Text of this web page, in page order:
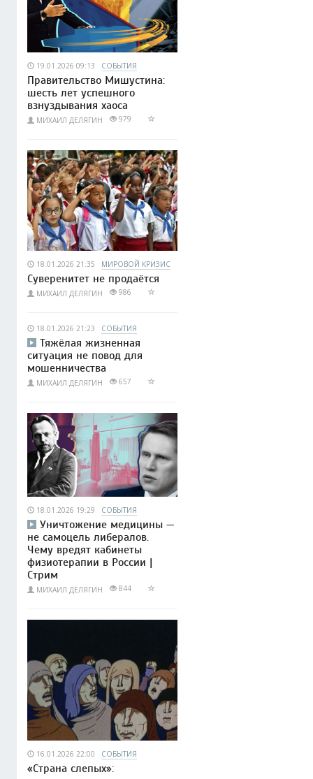
19.01.2026 09:13 СОБЫТИЯ
Правительство Мишустина:
шесть лет успешного
взнуздывания хаоса
МИХАИЛ ДЕЛЯГИН 979
18.01.2026 21:35 МИРОВОЙ КРИЗИС
Суверенитет не продаётся
МИХАИЛ ДЕЛЯГИН 986
18.01.2026 21:23 СОБЫТИЯ
Тяжёлая жизненная
ситуация не повод для
мошенничества
МИХАИЛ ДЕЛЯГИН 657
18.01.2026 19:29 СОБЫТИЯ
Уничтожение медицины —
не самоцель либералов.
Чему вредят кабинеты
физиотерапии в России |
Стрим
МИХАИЛ ДЕЛЯГИН 844
16.01.2026 22:00 СОБЫТИЯ
«Страна слепых»: